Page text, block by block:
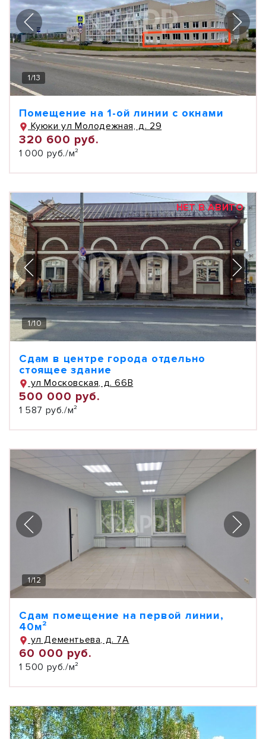
1/13
Помещение на 1-ой линии с окнами
Куюки ул Молодежная, д. 29
320 600 руб.
1 000 руб./м²
НЕТ В АВИТО
1/10
Сдам в центре города отдельно
стоящее здание
ул Московская, д. 66В
500 000 руб.
1 587 руб./м²
1/12
Сдам помещение на первой линии,
40м²
ул Дементьева, д. 7А
60 000 руб.
1 500 руб./м²